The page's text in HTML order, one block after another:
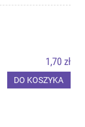
1,70 zł
DO KOSZYKA